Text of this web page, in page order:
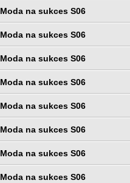
Moda na sukces S06
Moda na sukces S06
Moda na sukces S06
Moda na sukces S06
Moda na sukces S06
Moda na sukces S06
Moda na sukces S06
Moda na sukces S06